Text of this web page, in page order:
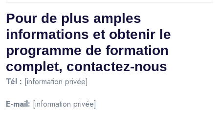
Pour de plus amples
informations et obtenir le
programme de formation
complet, contactez-nous
Tél : [information privée]
E-mail: [information privée]